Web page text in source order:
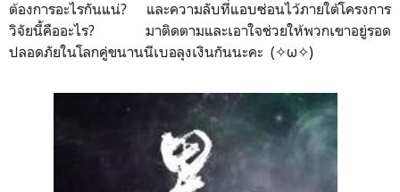
ต้องการอะไรกันแน่? และความลับที่แอบซ่อนไว้ภายใต้โครงการ
วิจัยนี้คืออะไร? มาติดตามและเอาใจช่วยให้พวกเขาอยู่รอด
ปลอดภัยในโลกคู่ขนานนีเบอลุงเงินกันนะคะ (✧ω✧)